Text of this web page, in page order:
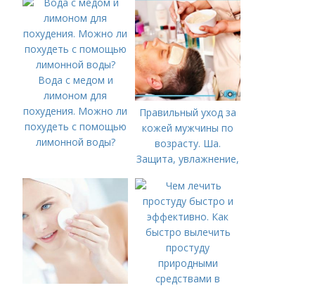
Вода с медом и
лимоном для
похудения. Можно ли
похудеть с помощью
лимонной воды?
Правильный уход за
кожей мужчины по
возрасту. Ша.
Защита, увлажнение,